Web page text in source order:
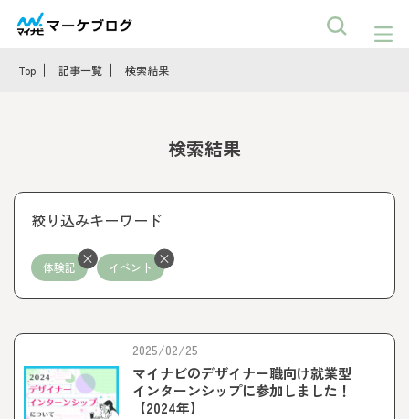
Top 記事一覧 検索結果
検索結果
絞り込みキーワード
体験記 イベント
2025/02/25
マイナビのデザイナー職向け就業型
インターンシップに参加しました！
【2024年】